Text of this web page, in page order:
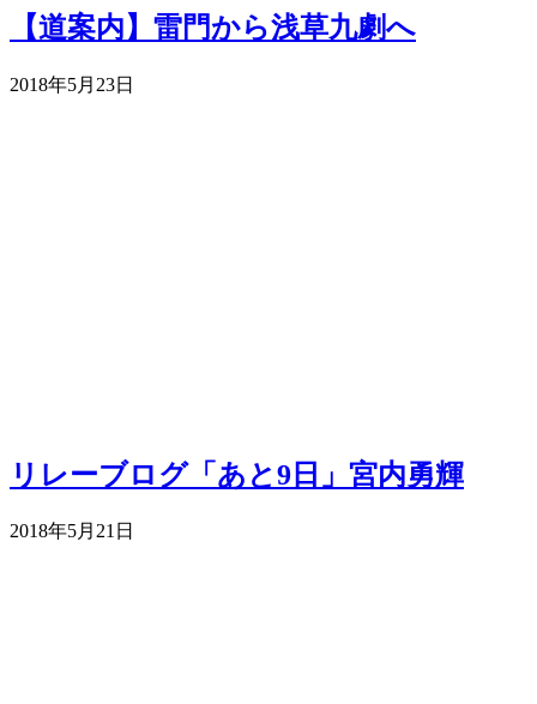
【道案内】雷門から浅草九劇へ
2018年5月23日
リレーブログ「あと9日」宮内勇輝
2018年5月21日